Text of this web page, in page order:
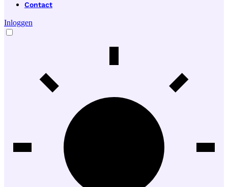
Contact
Inloggen